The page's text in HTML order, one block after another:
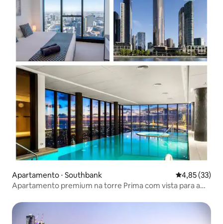
Apartamento ⋅ Southbank 4,85 de uma
4,85 (33)
Apartamento premium na torre Prima com vista para a